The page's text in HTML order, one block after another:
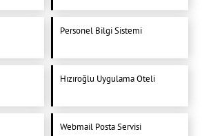
Personel Bilgi Sistemi
Hızıroğlu Uygulama Oteli
Webmail Posta Servisi